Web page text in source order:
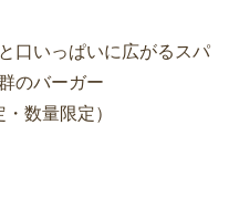
口いっぱいに広がるスパ
のバーガー
数量限定）